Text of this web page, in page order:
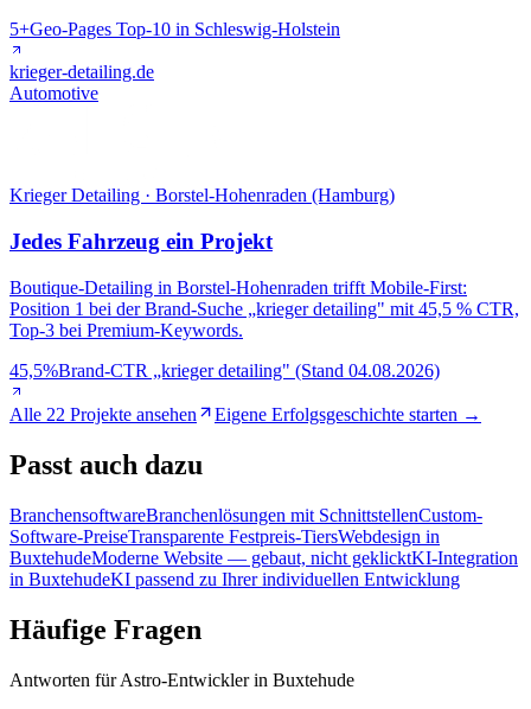
5+Geo-Pages Top-10 in Schleswig-Holstein
krieger-detailing.de
Automotive
Krieger Detailing · Borstel-Hohenraden (Hamburg)
Jedes Fahrzeug ein Projekt
Boutique-Detailing in Borstel-Hohenraden trifft Mobile-First:
Position 1 bei der Brand-Suche „krieger detailing" mit 45,5 % CTR,
Top-3 bei Premium-Keywords.
45,5%Brand-CTR „krieger detailing" (Stand 04.08.2026)
Alle 22 Projekte ansehen Eigene Erfolgsgeschichte starten →
Passt auch dazu
BranchensoftwareBranchenlösungen mit SchnittstellenCustom-
Software-PreiseTransparente Festpreis-TiersWebdesign in
BuxtehudeModerne Website — gebaut, nicht geklicktKI-Integration
in BuxtehudeKI passend zu Ihrer individuellen Entwicklung
Häufige Fragen
Antworten für Astro-Entwickler in Buxtehude